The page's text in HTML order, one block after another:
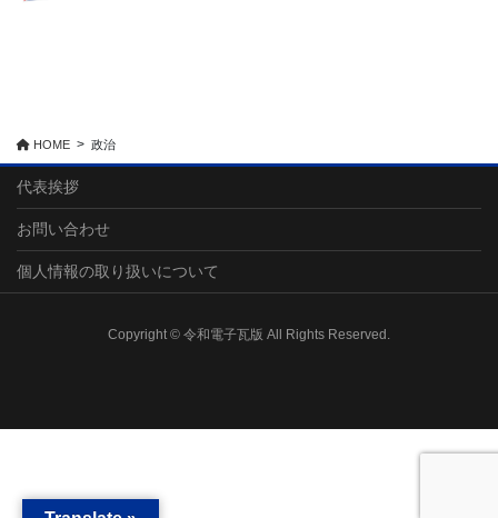
HOME 政治
代表挨拶
お問い合わせ
個人情報の取り扱いについて
Copyright © 令和電子瓦版 All Rights Reserved.